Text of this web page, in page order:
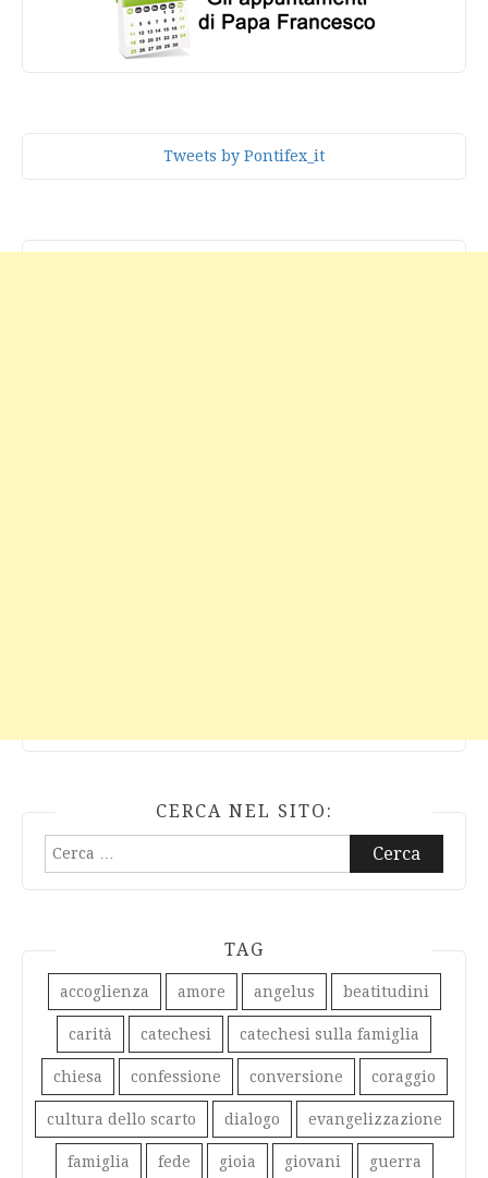
Tweets by Pontifex_it
CERCA NEL SITO:
Ricerca
per:
TAG
accoglienza amore angelus beatitudini
carità catechesi catechesi sulla famiglia
chiesa confessione conversione coraggio
cultura dello scarto dialogo evangelizzazione
famiglia fede gioia giovani guerra